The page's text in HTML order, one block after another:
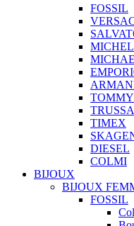
FOSSIL
TIMEX
DIESEL
COLMI
BIJOUX
BIJOUX
FOSSIL